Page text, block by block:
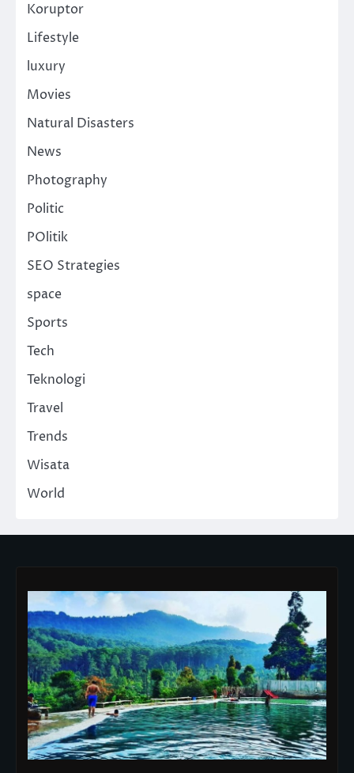
Koruptor
Lifestyle
luxury
Movies
Natural Disasters
News
Photography
Politic
POlitik
SEO Strategies
space
Sports
Tech
Teknologi
Travel
Trends
Wisata
World